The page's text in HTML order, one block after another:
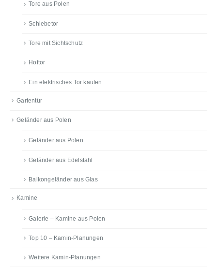
Tore aus Polen
Schiebetor
Tore mit Sichtschutz
Hoftor
Ein elektrisches Tor kaufen
Gartentür
Geländer aus Polen
Geländer aus Polen
Geländer aus Edelstahl
Balkongeländer aus Glas
Kamine
Galerie – Kamine aus Polen
Top 10 – Kamin-Planungen
Weitere Kamin-Planungen